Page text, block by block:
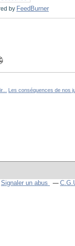
by FeedBurner
Les conséquences de nos
Signaler un abus